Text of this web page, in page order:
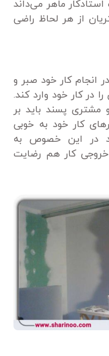
ماهر می‌داند
از هر لحاظ راضی
انجام کار خود صبر و
در کار خود وارد کند.
مشتری پسند باید بر
کار خود به خوبی
در این خصوص به
خروجی کار هم رضایت